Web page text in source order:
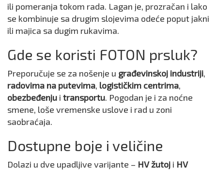
ili pomeranja tokom rada. Lagan je, prozračan i lako
se kombinuje sa drugim slojevima odeće poput jakni
ili majica sa dugim rukavima.
Gde se koristi FOTON prsluk?
Preporučuje se za nošenje u građevinskoj industriji,
radovima na putevima, logističkim centrima,
obezbeđenju i transportu. Pogodan je i za noćne
smene, loše vremenske uslove i rad u zoni
saobraćaja.
Dostupne boje i veličine
Dolazi u dve upadljive varijante – HV žutoj i HV